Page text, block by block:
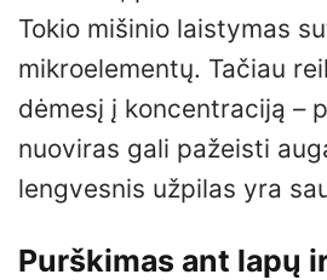
Tokio mišinio laistymas
mikroelementų. Tačiau
dėmesį į koncentraciją –
nuoviras gali pažeisti
lengvesnis užpilas yra
Purškimas ant lapų